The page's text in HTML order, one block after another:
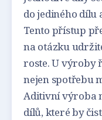
do jediného dílu
Tento přístup
na otázku
roste. U výroby
nejen spotřebu
Aditivní výroba
dílů, které by